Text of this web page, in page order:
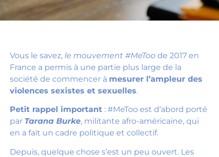
Vous le savez, le mouvement #MeToo de 2017 en
France a permis à une partie plus large de la
société de commencer à mesurer l’ampleur des
violences sexistes et sexuelles.
Petit rappel important : #MeToo est d’abord porté
par Tarana Burke, militante afro-américaine, qui
en a fait un cadre politique et collectif.
Depuis, quelque chose s’est un peu ouvert. Les